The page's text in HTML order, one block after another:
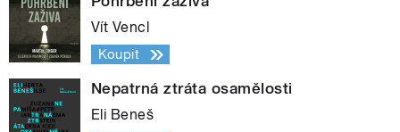
Vít Vencl
Koupit
Nepatrná ztráta osamělosti
Eli Beneš